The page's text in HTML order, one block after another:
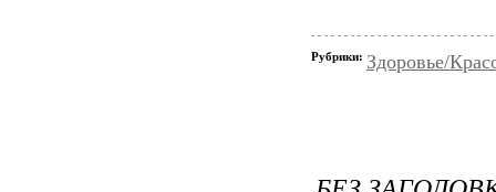
Рубрики: Здоровье/